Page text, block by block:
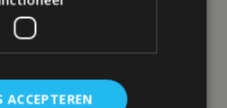
ACCEPTEREN